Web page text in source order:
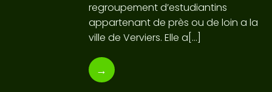
regroupement d’estudiantins
appartenant de près ou de loin a la
ville de Verviers. Elle a[…]
→